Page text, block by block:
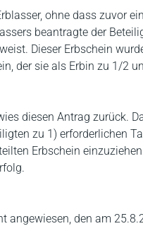
ohne dass zuvor
beantragte der
Dieser Erbschein
der sie als Erbin zu 1/2
diesen Antrag zurück.
zu 1) erforderlichen
Erbschein
angewiesen, den am